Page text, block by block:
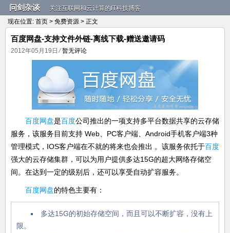
问剑杂谈
关注互联网和云计算的IT科技博客
现在位置: 首页 > 免费资源 > 正文
百度网盘-支持文件外链-离线下载-赠送邀请码
2012年05月19日 ⁄暂无评论
百度网盘是百度公司推出的一项支持多平台数据共享的云存储
服务，该服务目前支持 Web、PC客户端、Android手机客户端3种
管理模式，IOS客户端在不就的将来也会推出 。该服务依托于百度
强大的云存储集群，可以为用户提供多达15G的超大网络存储空
间。在达到一定的级别后，还可以享受自动扩容服务。
百度网盘的特色主要有：
多达15G的初始存储空间，而且可以不断扩容，没有上
限。